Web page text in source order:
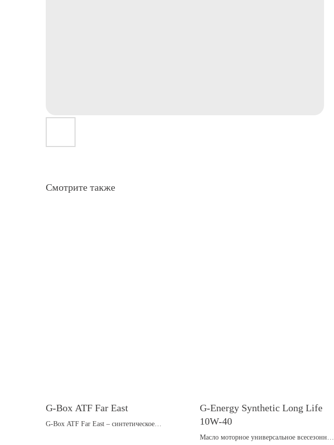
Смотрите также
G-Box ATF Far East
G-Box ATF Far East – синтетическое
G-Energy Synthetic Long Life
10W-40
Масло моторное универсальное всесезонное